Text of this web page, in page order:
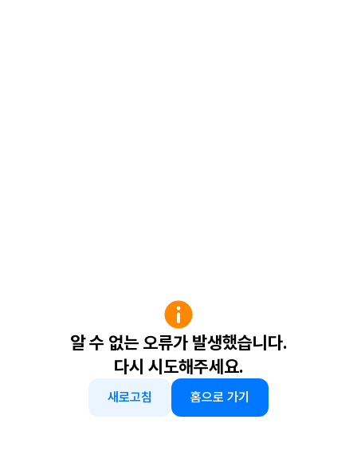
알 수 없는 오류가 발생했습니다.
다시 시도해주세요.
새로고침 홈으로 가기